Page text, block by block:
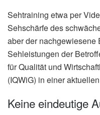
Sehtraining etwa per
Sehschärfe des
aber der nachgewiesene
Sehleistungen der
für Qualität und
(IQWiG) in einer aktuellen
Keine eindeutige